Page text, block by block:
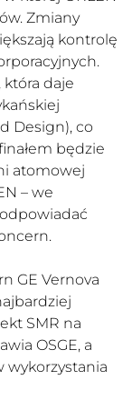
Zmiany
kontrolę
daje
Design), co
będzie
atomowej
– we
GE Vernova
SMR na
OSGE, a
wykorzystania